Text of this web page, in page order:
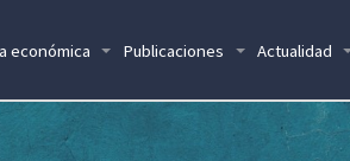
económica Publicaciones Actualidad